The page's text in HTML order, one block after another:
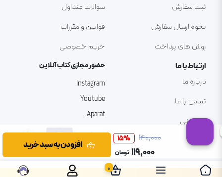
۱۴۰٬۰۰۰ 15%
۱۱۹٬۰۰۰ تومان
افزودن به سبد خرید
ثبت سفارش
نحوه ارسال سفارش
روش های پرداخت
سوالات متداول
قوانین و مقررات
حریم خصوصی
ارتباط با ما
درباره ما
تماس با ما
پشتیبانی
حضور مجازی کتاب آنلاین
Instagram
Youtube
Aparat
0